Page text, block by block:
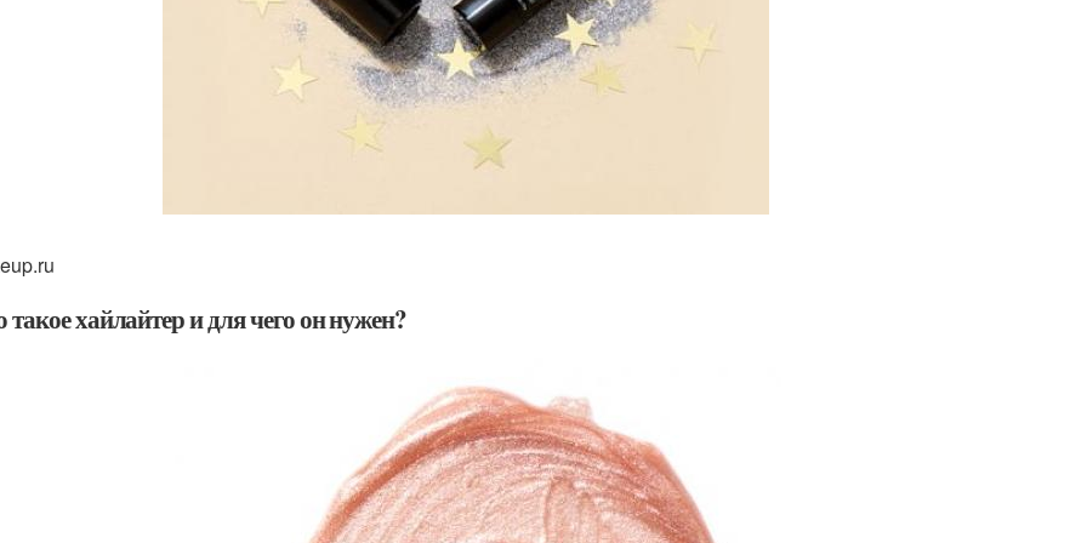
такое хайлайтер и для чего он нужен?